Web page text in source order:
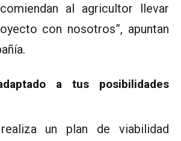
al agricultor llevar
con nosotros”, apuntan
a tus posibilidades
un plan de viabilidad